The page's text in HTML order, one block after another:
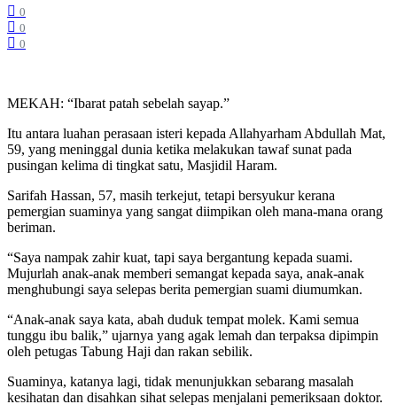
0
0
0
MEKAH: “Ibarat patah sebelah sayap.”
Itu antara luahan perasaan isteri kepada Allahyarham Abdullah Mat,
59, yang meninggal dunia ketika melakukan tawaf sunat pada
pusingan kelima di tingkat satu, Masjidil Haram.
Sarifah Hassan, 57, masih terkejut, tetapi bersyukur kerana
pemergian suaminya yang sangat diimpikan oleh mana-mana orang
beriman.
“Saya nampak zahir kuat, tapi saya bergantung kepada suami.
Mujurlah anak-anak memberi semangat kepada saya, anak-anak
menghubungi saya selepas berita pemergian suami diumumkan.
“Anak-anak saya kata, abah duduk tempat molek. Kami semua
tunggu ibu balik,” ujarnya yang agak lemah dan terpaksa dipimpin
oleh petugas Tabung Haji dan rakan sebilik.
Suaminya, katanya lagi, tidak menunjukkan sebarang masalah
kesihatan dan disahkan sihat selepas menjalani pemeriksaan doktor.